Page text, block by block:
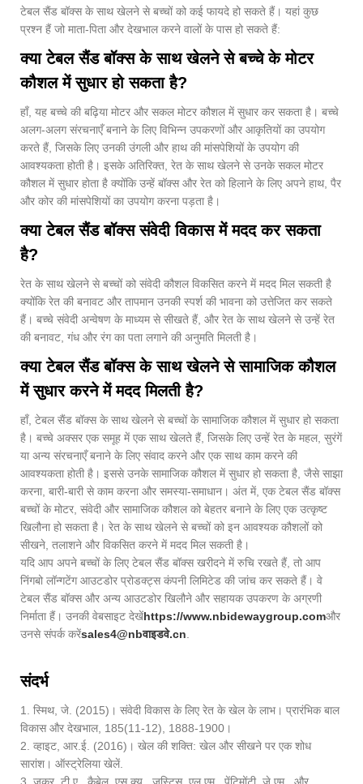
टेबल सैंड बॉक्स के साथ खेलने से बच्चों को कई फायदे हो सकते हैं। यहां कुछ
प्रश्न हैं जो माता-पिता और देखभाल करने वालों के पास हो सकते हैं:
क्या टेबल सैंड बॉक्स के साथ खेलने से बच्चे के मोटर
कौशल में सुधार हो सकता है?
हाँ, यह बच्चे की बढ़िया मोटर और सकल मोटर कौशल में सुधार कर सकता है। बच्चे
अलग-अलग संरचनाएँ बनाने के लिए विभिन्न उपकरणों और आकृतियों का उपयोग
करते हैं, जिसके लिए उनकी उंगली और हाथ की मांसपेशियों के उपयोग की
आवश्यकता होती है। इसके अतिरिक्त, रेत के साथ खेलने से उनके सकल मोटर
कौशल में सुधार होता है क्योंकि उन्हें बॉक्स और रेत को हिलाने के लिए अपने हाथ, पैर
और कोर की मांसपेशियों का उपयोग करना पड़ता है।
क्या टेबल सैंड बॉक्स संवेदी विकास में मदद कर सकता
है?
रेत के साथ खेलने से बच्चों को संवेदी कौशल विकसित करने में मदद मिल सकती है
क्योंकि रेत की बनावट और तापमान उनकी स्पर्श की भावना को उत्तेजित कर सकते
हैं। बच्चे संवेदी अन्वेषण के माध्यम से सीखते हैं, और रेत के साथ खेलने से उन्हें रेत
की बनावट, गंध और रंग का पता लगाने की अनुमति मिलती है।
क्या टेबल सैंड बॉक्स के साथ खेलने से सामाजिक कौशल
में सुधार करने में मदद मिलती है?
हाँ, टेबल सैंड बॉक्स के साथ खेलने से बच्चों के सामाजिक कौशल में सुधार हो सकता
है। बच्चे अक्सर एक समूह में एक साथ खेलते हैं, जिसके लिए उन्हें रेत के महल, सुरंगें
या अन्य संरचनाएँ बनाने के लिए संवाद करने और एक साथ काम करने की
आवश्यकता होती है। इससे उनके सामाजिक कौशल में सुधार हो सकता है, जैसे साझा
करना, बारी-बारी से काम करना और समस्या-समाधान। अंत में, एक टेबल सैंड बॉक्स
बच्चों के मोटर, संवेदी और सामाजिक कौशल को बेहतर बनाने के लिए एक उत्कृष्ट
खिलौना हो सकता है। रेत के साथ खेलने से बच्चों को इन आवश्यक कौशलों को
सीखने, तलाशने और विकसित करने में मदद मिल सकती है।
यदि आप अपने बच्चों के लिए टेबल सैंड बॉक्स खरीदने में रुचि रखते हैं, तो आप
निंगबो लॉन्गटेंग आउटडोर प्रोडक्ट्स कंपनी लिमिटेड की जांच कर सकते हैं। वे
टेबल सैंड बॉक्स और अन्य आउटडोर खिलौने और सहायक उपकरण के अग्रणी
निर्माता हैं। उनकी वेबसाइट देखेंhttps://www.nbidewaygroup.comऔर
उनसे संपर्क करेंsales4@nbवाइडवे.cn
संदर्भ
1. स्मिथ, जे. (2015)। संवेदी विकास के लिए रेत के खेल के लाभ। प्रारंभिक बाल
विकास और देखभाल, 185(11-12), 1888-1900।
2. व्हाइट, आर.ई. (2016)। खेल की शक्ति: खेल और सीखने पर एक शोध
सारांश। ऑस्ट्रेलिया खेलें.